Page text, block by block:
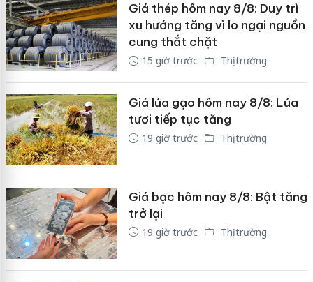
Giá thép hôm nay 8/8: Duy trì
xu hướng tăng vì lo ngại nguồn
cung thắt chặt
15 giờ trước Thị trường
Giá lúa gạo hôm nay 8/8: Lúa
tươi tiếp tục tăng
19 giờ trước Thị trường
Giá bạc hôm nay 8/8: Bật tăng
trở lại
19 giờ trước Thị trường